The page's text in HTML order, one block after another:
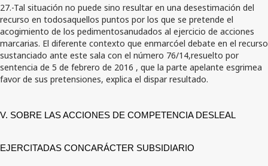
27.-Tal situación no puede sino resultar en una desestimación del
recurso en todosaquellos puntos por los que se pretende el
acogimiento de los pedimentosanudados al ejercicio de acciones
marcarias. El diferente contexto que enmarcóel debate en el recurso
sustanciado ante este sala con el número 76/14,resuelto por
sentencia de 5 de febrero de 2016 , que la parte apelante esgrimea
favor de sus pretensiones, explica el dispar resultado.
V. SOBRE LAS ACCIONES DE COMPETENCIA DESLEAL
EJERCITADAS CONCARÁCTER SUBSIDIARIO